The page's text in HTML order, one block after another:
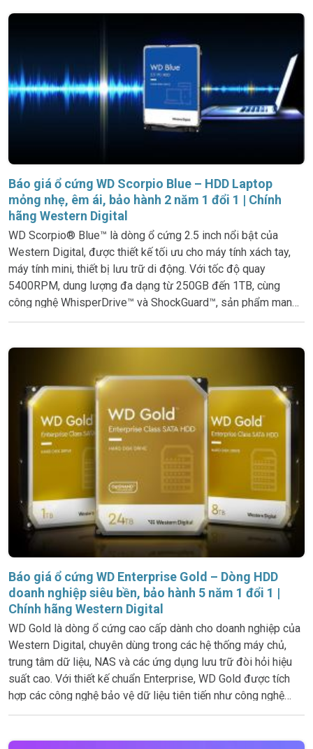
Báo giá ổ cứng WD Scorpio Blue – HDD Laptop
mỏng nhẹ, êm ái, bảo hành 2 năm 1 đổi 1 | Chính
hãng Western Digital
WD Scorpio® Blue™ là dòng ổ cứng 2.5 inch nổi bật của
Western Digital, được thiết kế tối ưu cho máy tính xách tay,
máy tính mini, thiết bị lưu trữ di động. Với tốc độ quay
5400RPM, dung lượng đa dạng từ 250GB đến 1TB, cùng
công nghệ WhisperDrive™ và ShockGuard™, sản phẩm mang
lại hiệu năng ổn định, vận hành êm ái và độ bền vượt trội. Đây
Báo giá ổ cứng WD Enterprise Gold – Dòng HDD
doanh nghiệp siêu bền, bảo hành 5 năm 1 đổi 1 |
Chính hãng Western Digital
WD Gold là dòng ổ cứng cao cấp dành cho doanh nghiệp của
Western Digital, chuyên dùng trong các hệ thống máy chủ,
trung tâm dữ liệu, NAS và các ứng dụng lưu trữ đòi hỏi hiệu
suất cao. Với thiết kế chuẩn Enterprise, WD Gold được tích
hợp các công nghệ bảo vệ dữ liệu tiên tiến như công nghệ
HelioSeal™ (trên dòng dung lượng cao), công nghệ chống